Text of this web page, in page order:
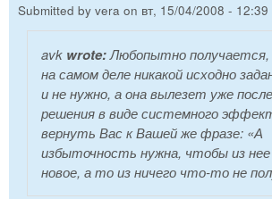
Submitted by vera on вт, 15/04/2008 - 12:39
avk wrote:Любопытно
на самом деле никакой исходно
и не нужно, а она вылезет уже
решения в виде системного
вернуть Вас к Вашей же фразе: «А
избыточность нужна, чтобы из
новое, а то из ничего что-то не